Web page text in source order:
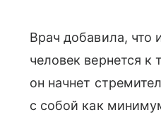
Врач добавила, что
человек вернется к
он начнет
с собой как